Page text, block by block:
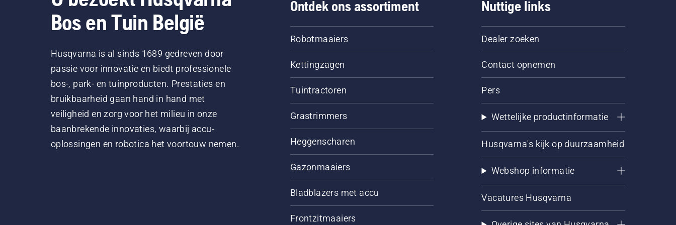
Bos en Tuin België
Husqvarna is al sinds 1689 gedreven door
passie voor innovatie en biedt professionele
bos-, park- en tuinproducten. Prestaties en
bruikbaarheid gaan hand in hand met
veiligheid en zorg voor het milieu in onze
baanbrekende innovaties, waarbij accu-
oplossingen en robotica het voortouw nemen.
Ontdek ons assortiment
Robotmaaiers
Kettingzagen
Tuintractoren
Grastrimmers
Heggenscharen
Gazonmaaiers
Bladblazers met accu
Frontzitmaaiers
Nuttige links
Dealer zoeken
Contact opnemen
Pers
Wettelijke productinformatie
Husqvarna's kijk op duurzaamheid
Webshop informatie
Vacatures Husqvarna